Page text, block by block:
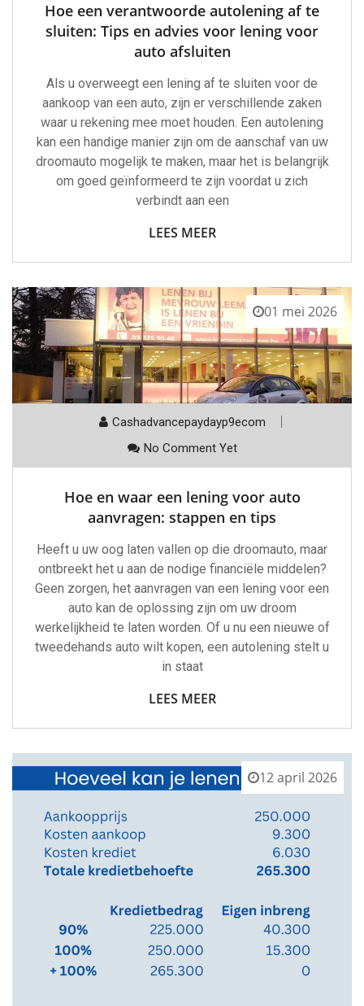
Hoe een verantwoorde autolening af te
sluiten: Tips en advies voor lening voor
auto afsluiten
Als u overweegt een lening af te sluiten voor de
aankoop van een auto, zijn er verschillende zaken
waar u rekening mee moet houden. Een autolening
kan een handige manier zijn om de aanschaf van uw
droomauto mogelijk te maken, maar het is belangrijk
om goed geïnformeerd te zijn voordat u zich
verbindt aan een
LEES MEER
01 mei 2026
Cashadvancepaydayp9ecom
No Comment Yet
Hoe en waar een lening voor auto
aanvragen: stappen en tips
Heeft u uw oog laten vallen op die droomauto, maar
ontbreekt het u aan de nodige financiële middelen?
Geen zorgen, het aanvragen van een lening voor een
auto kan de oplossing zijn om uw droom
werkelijkheid te laten worden. Of u nu een nieuwe of
tweedehands auto wilt kopen, een autolening stelt u
in staat
LEES MEER
12 april 2026